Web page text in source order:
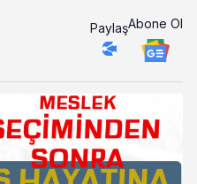
PaylaşAbone Ol